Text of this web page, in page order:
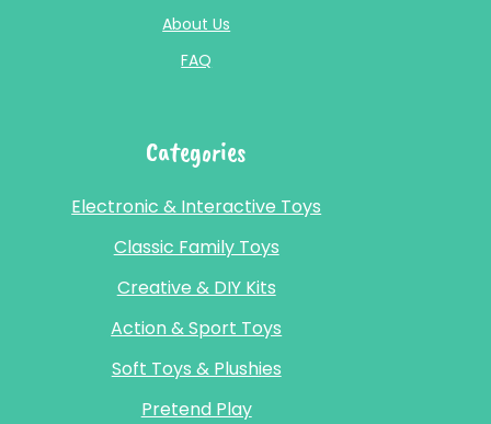
About Us
FAQ
Categories
Electronic & Interactive Toys
Classic Family Toys
Creative & DIY Kits
Action & Sport Toys
Soft Toys & Plushies
Pretend Play